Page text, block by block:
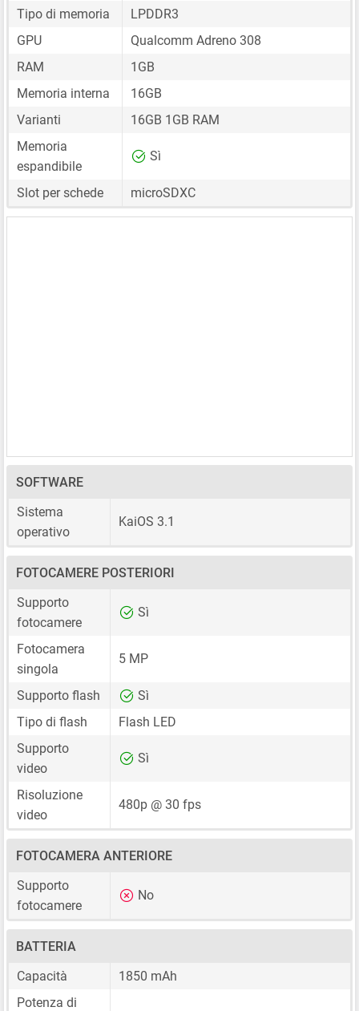
Tipo di memoria
LPDDR3
GPU
Qualcomm Adreno 308
RAM
1GB
Memoria interna
16GB
Varianti
16GB 1GB RAM
Memoria
espandibile
Sì
Slot per schede microSDXC
SOFTWARE
Sistema
operativo
KaiOS 3.1
FOTOCAMERE POSTERIORI
Supporto
fotocamere
Sì
Fotocamera
singola
5 MP
Supporto flash
Sì
Tipo di flash
Flash LED
Supporto
video
Sì
Risoluzione
video
480p @ 30 fps
FOTOCAMERA ANTERIORE
Supporto
fotocamere
No
BATTERIA
Capacità
1850 mAh
Potenza di